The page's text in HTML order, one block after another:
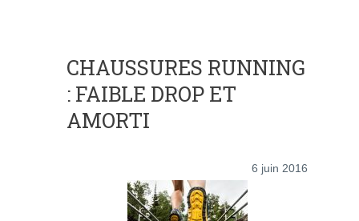
CHAUSSURES RUNNING
: FAIBLE DROP ET
AMORTI
6 juin 2016